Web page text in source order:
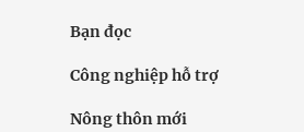
Bạn đọc
Công nghiệp hỗ trợ
Nông thôn mới